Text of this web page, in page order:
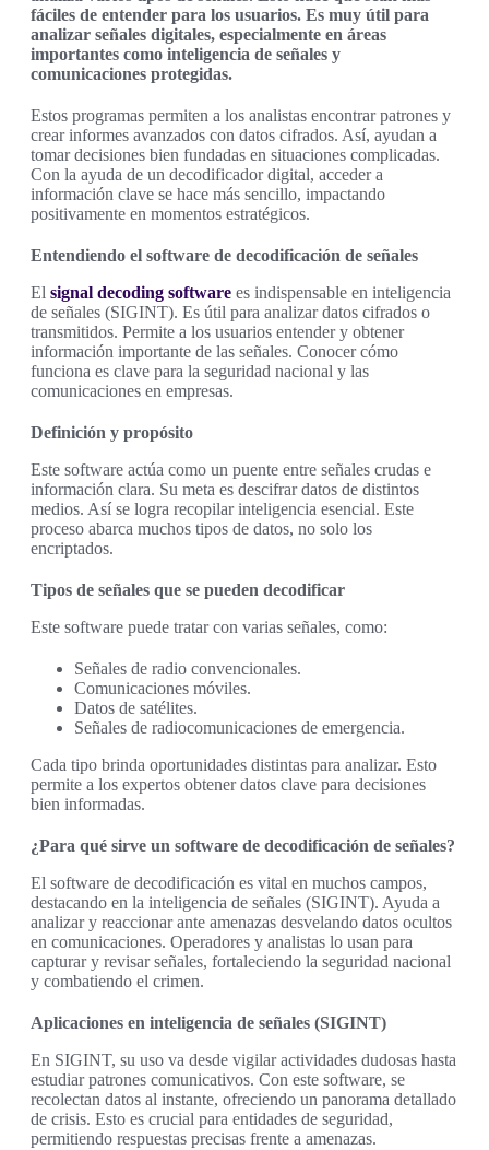
fáciles de entender para los usuarios. Es muy útil para
analizar señales digitales, especialmente en áreas
importantes como inteligencia de señales y
comunicaciones protegidas.
Estos programas permiten a los analistas encontrar patrones y
crear informes avanzados con datos cifrados. Así, ayudan a
tomar decisiones bien fundadas en situaciones complicadas.
Con la ayuda de un decodificador digital, acceder a
información clave se hace más sencillo, impactando
positivamente en momentos estratégicos.
Entendiendo el software de decodificación de señales
El signal decoding software es indispensable en inteligencia
de señales (SIGINT). Es útil para analizar datos cifrados o
transmitidos. Permite a los usuarios entender y obtener
información importante de las señales. Conocer cómo
funciona es clave para la seguridad nacional y las
comunicaciones en empresas.
Definición y propósito
Este software actúa como un puente entre señales crudas e
información clara. Su meta es descifrar datos de distintos
medios. Así se logra recopilar inteligencia esencial. Este
proceso abarca muchos tipos de datos, no solo los
encriptados.
Tipos de señales que se pueden decodificar
Este software puede tratar con varias señales, como:
Señales de radio convencionales.
Comunicaciones móviles.
Datos de satélites.
Señales de radiocomunicaciones de emergencia.
Cada tipo brinda oportunidades distintas para analizar. Esto
permite a los expertos obtener datos clave para decisiones
bien informadas.
¿Para qué sirve un software de decodificación de señales?
El software de decodificación es vital en muchos campos,
destacando en la inteligencia de señales (SIGINT). Ayuda a
analizar y reaccionar ante amenazas desvelando datos ocultos
en comunicaciones. Operadores y analistas lo usan para
capturar y revisar señales, fortaleciendo la seguridad nacional
y combatiendo el crimen.
Aplicaciones en inteligencia de señales (SIGINT)
En SIGINT, su uso va desde vigilar actividades dudosas hasta
estudiar patrones comunicativos. Con este software, se
recolectan datos al instante, ofreciendo un panorama detallado
de crisis. Esto es crucial para entidades de seguridad,
permitiendo respuestas precisas frente a amenazas.